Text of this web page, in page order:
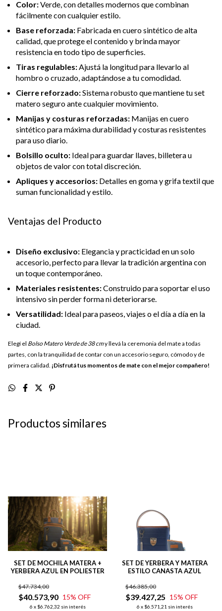
Color:Verde, con detalles modernos que combinan
fácilmente con cualquier estilo.
Base reforzada: Fabricada en cuero sintético de alta
calidad, que protege el contenido y brinda mayor
resistencia en todo tipo de superficies.
Tiras regulables:Ajustá la longitud para llevarlo al
hombro o cruzado, adaptándose a tu comodidad.
Cierre reforzado:Sistema robusto que mantiene tu set
matero seguro ante cualquier movimiento.
Manijas y costuras reforzadas: Manijas en cuero
sintético para máxima durabilidad y costuras resistentes
para uso diario.
Bolsillo oculto: Ideal para guardar llaves, billetera u
objetos de valor con total discreción.
Apliques y accesorios: Detalles en goma y grifa textil que
suman funcionalidad y estilo.
Ventajas del Producto
Diseño exclusivo: Elegancia y practicidad en un solo
accesorio, perfecto para llevar la tradición argentina con
un toque contemporáneo.
Materiales resistentes:Construido para soportar el uso
intensivo sin perder forma ni deteriorarse.
Versatilidad: Ideal para paseos, viajes o el día a día en la
ciudad.
Elegí el Bolso Matero Verde de 38 cmy llevá la ceremonia del mate a todas
partes, con la tranquilidad de contar con un accesorio seguro, cómodo y de
primera calidad. ¡Disfrutá tus momentos de mate con el mejor compañero!
Productos similares
SET DE MOCHILA MATERA +
YERBERA AZUL EN POLIESTER
$40.573,90
$47.734,00
15% OFF
6 x $6.762,32 sin interés
SET DE YERBERA Y MATERA
ESTILO CANASTA AZUL
$39.427,25
$46.385,00
15% OFF
6 x $6.571,21 sin interés